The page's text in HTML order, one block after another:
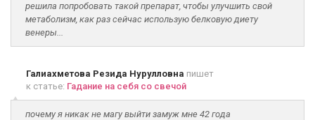
решила попробовать такой препарат, чтобы улучшить свой
метаболизм, как раз сейчас использую белковую диету
венеры...
Галиахметова Резида Нурулловна пишет
к статье: Гадание на себя со свечой
почему я никак не магу выйти замуж мне 42 года